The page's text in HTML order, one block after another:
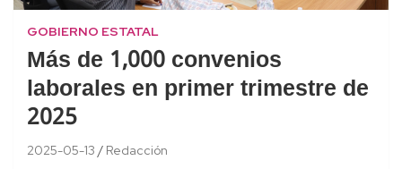
GOBIERNO ESTATAL
Más de 1,000 convenios
laborales en primer trimestre de
2025
2025-05-13 Redacción